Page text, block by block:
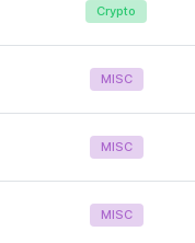
Crypto
MISC
MISC
MISC